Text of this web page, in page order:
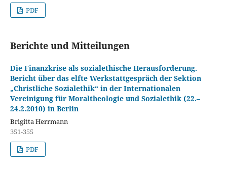
PDF
Berichte und Mitteilungen
Die Finanzkrise als sozialethische Herausforderung.
Bericht über das elfte Werkstattgespräch der Sektion
„Christliche Sozialethik“ in der Internationalen
Vereinigung für Moraltheologie und Sozialethik (22.–
24.2.2010) in Berlin
Brigitta Herrmann
351-355
PDF